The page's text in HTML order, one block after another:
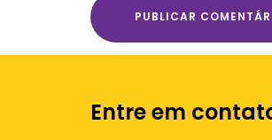
Entre em